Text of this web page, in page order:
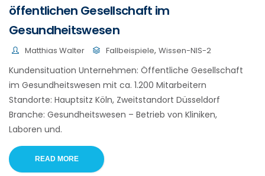
öffentlichen Gesellschaft im
Gesundheitswesen
Matthias Walter Fallbeispiele, Wissen-NIS-2
Kundensituation Unternehmen: Öffentliche Gesellschaft
im Gesundheitswesen mit ca. 1.200 Mitarbeitern
Standorte: Hauptsitz Köln, Zweitstandort Düsseldorf
Branche: Gesundheitswesen – Betrieb von Kliniken,
Laboren und.
READ MORE